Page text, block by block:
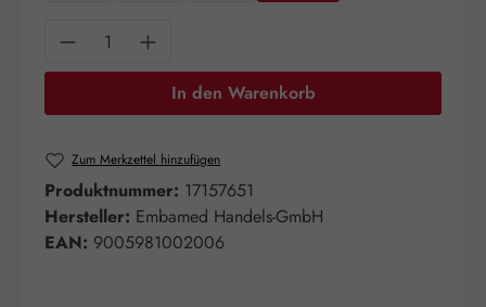
Produkt Anzahl: Gib den gewünschten
In den Warenkorb
Zum Merkzettel hinzufügen
Produktnummer: 17157651
Hersteller: Embamed Handels-GmbH
EAN: 9005981002006